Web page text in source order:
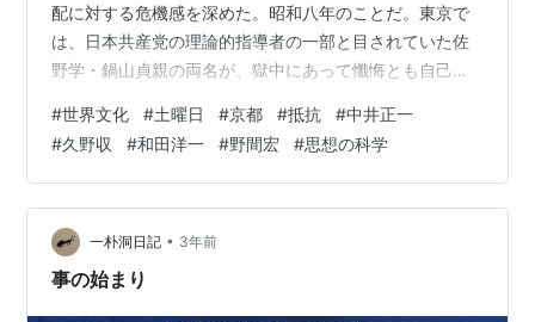
配に対する危機感を深めた。昭和八年のことだ。東京で
は、日本共産党の理論的指導者の一部と目されていた佐
野学・鍋山貞親の両名が、獄中にあって懺悔とも自己批
食いしばって活動してきた全国の学生や勤労青年たち
が、激しい動揺に見舞われた年である。 中井正一を中心
とする京都の俊英たちは、ファシズム監視と文化防衛と
に目処を置いた同人雑誌『世界文化』を発行した。中井
が発行していた『美・批評』の発展拡大版との位置づけ
だった。同人各個の専攻分野に関する、最新の海外情…
#世界文化 #土曜日 #京都 #抵抗 #中井正一
#久野収 #和田洋一 #野間宏 #思想の科学
一朴洞日記 • 3年前
事の始まり